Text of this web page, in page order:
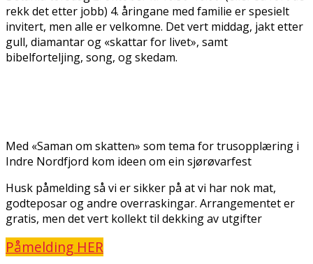
rekk det etter jobb) 4. åringane med familie er spesielt
invitert, men alle er velkomne. Det vert middag, jakt etter
gull, diamantar og «skattar for livet», samt
bibelforteljing, song, og fiskedam.
Med «Saman om skatten» som tema for trusopplæring i
Indre Nordfjord kom ideen om ein sjørøvarfest
Husk påmelding så vi er sikker på at vi har nok mat,
godteposar og andre overraskingar. Arrangementet er
gratis, men det vert kollekt til dekking av utgifter
Påmelding HER